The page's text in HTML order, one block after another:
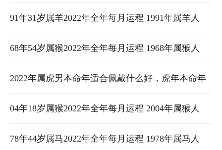
月运程
2022年运势及运程女性男性 82年属狗的人2022年的
财运
91年31岁属羊2022年全年每月运程 1991年属羊人
2022年运势及运程女性男性 91年属羊2022年财运
68年54岁属猴2022年全年每月运程 1968年属猴人
2022年运势及运程女性男性 68年属猴2022年运势及
运程每月运程
2022年属虎男本命年适合佩戴什么好，虎年本命年
男性带什么转运 属虎男2021年佩戴什么
04年18岁属猴2022年全年每月运程 2004年属猴人
2022年运势及运程女性男性 2022属猴人全年运势
78年44岁属马2022年全年每月运程 1978年属马人